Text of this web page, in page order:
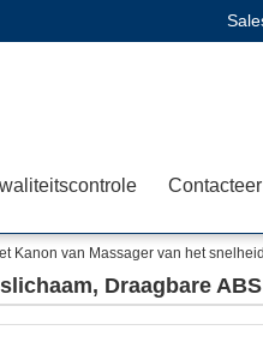
Kanon van Massager van het
Draagbare